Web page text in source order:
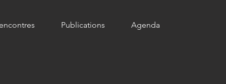
Publications Agenda